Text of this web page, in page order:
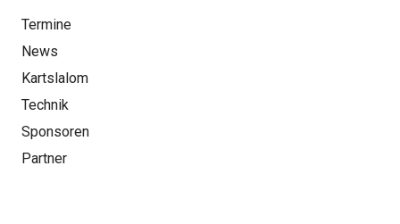
Termine
News
Kartslalom
Technik
Sponsoren
Partner